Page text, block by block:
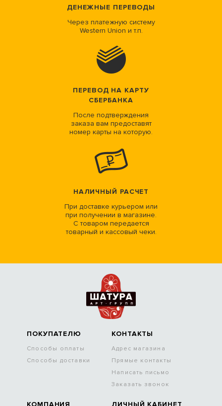
ДЕНЕЖНЫЕ ПЕРЕВОДЫ
Через платежную систему
Western Union и т.п.
ПЕРЕВОД НА КАРТУ
СБЕРБАНКА
После подтверждения
заказа вам предоставят
номер карты на которую.
НАЛИЧНЫЙ РАСЧЕТ
При доставке курьером или
при получении в магазине.
С товаром передается
товарный и кассовый чеки.
ПОКУПАТЕЛЮ
Способы оплаты
Способы доставки
КОНТАКТЫ
Адрес магазина
Прямые контакты
Написать письмо
Заказать звонок
КОМПАНИЯ ЛИЧНЫЙ КАБИНЕТ